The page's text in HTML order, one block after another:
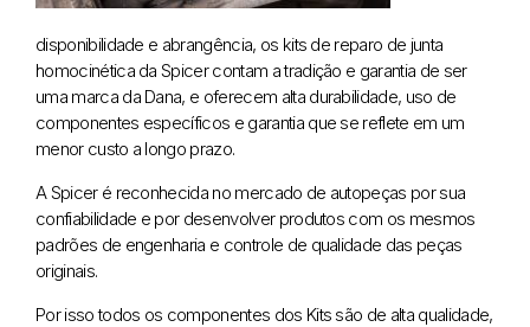
disponibilidade e abrangência, os kits de reparo de junta
homocinética da Spicer contam a tradição e garantia de ser
uma marca da Dana, e oferecem alta durabilidade, uso de
componentes específicos e garantia que se reflete em um
menor custo a longo prazo.
A Spicer é reconhecida no mercado de autopeças por sua
confiabilidade e por desenvolver produtos com os mesmos
padrões de engenharia e controle de qualidade das peças
originais.
Por isso todos os componentes dos Kits são de alta qualidade,